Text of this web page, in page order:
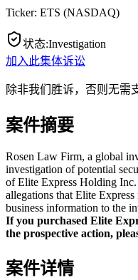
Ticker: ETS (NASDAQ)
状态:Investigation
加入此集体诉讼
除非我们胜诉，否则无需
案件摘要
Rosen Law Firm, a global
investigation of potential
of Elite Express Holding
allegations that Elite
business information to the
If you purchased Elite
the prospective action,
案件详情